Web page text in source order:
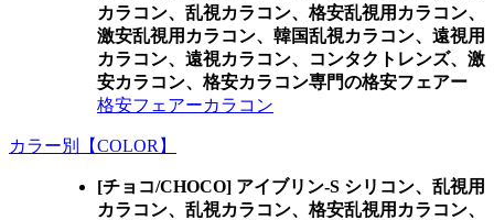
カラコン、乱視カラコン、格安乱視用カラコン、
激安乱視用カラコン、韓国乱視カラコン、遠視用
カラコン、遠視カラコン、コンタクトレンズ、激
安カラコン、格安カラコン専門の格安フェアー
格安フェアーカラコン
カラー別【COLOR】
[チョコ/CHOCO] アイブリン-S シリコン、乱視用
カラコン、乱視カラコン、格安乱視用カラコン、